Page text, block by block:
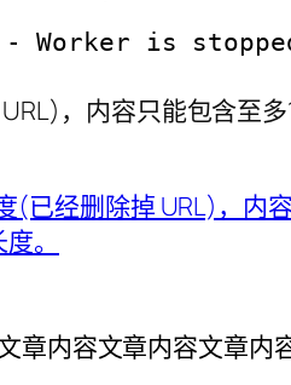
Worker is
，内容只能包含至
章内容文章内容文章